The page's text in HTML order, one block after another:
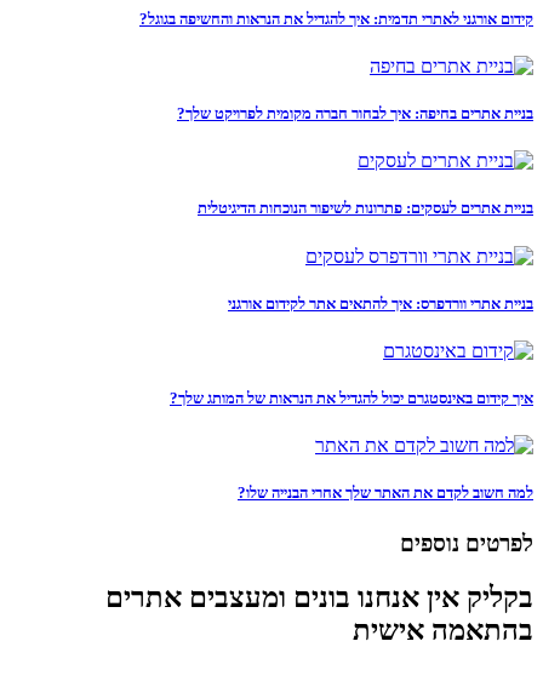
קידום אורגני לאתרי תדמית: איך להגדיל את הנראות והחשיפה בגוגל?
בניית אתרים בחיפה: איך לבחור חברה מקומית לפרויקט שלך?
בניית אתרים לעסקים: פתרונות לשיפור הנוכחות הדיגיטלית
בניית אתרי וורדפרס: איך להתאים אתר לקידום אורגני
איך קידום באינסטגרם יכול להגדיל את הנראות של המותג שלך?
למה חשוב לקדם את האתר שלך אחרי הבנייה שלו?
לפרטים נוספים
בקליק אין אנחנו בונים ומעצבים אתרים
בהתאמה אישית